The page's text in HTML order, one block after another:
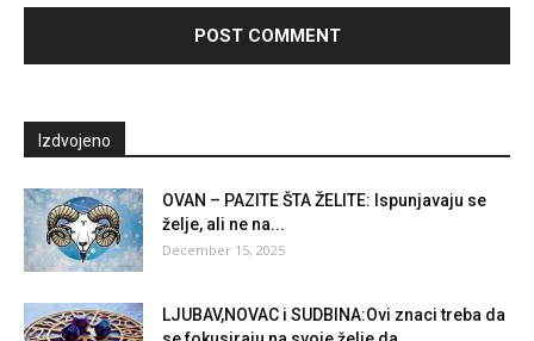
Izdvojeno
OVAN – PAZITE ŠTA ŽELITE: Ispunjavaju se
želje, ali ne na...
December 15, 2025
LJUBAV,NOVAC i SUDBINA:Ovi znaci treba da